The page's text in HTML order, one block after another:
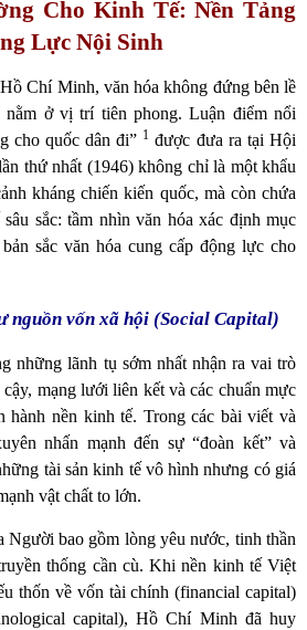
Cho Kinh Tế: Nền Tảng
Lực Nội Sinh
Chí Minh, văn hóa không đứng bên lề
nằm ở vị trí tiên phong. Luận điểm nổi
cho quốc dân đi” 1 được đưa ra tại Hội
thứ nhất (1946) không chỉ là một khẩu
kháng chiến kiến quốc, mà còn chứa
sắc: tầm nhìn văn hóa xác định mục
sắc văn hóa cung cấp động lực cho
nguồn vốn xã hội (Social Capital)
những lãnh tụ sớm nhất nhận ra vai trò
mạng lưới liên kết và các chuẩn mực
hành nền kinh tế. Trong các bài viết và
nhấn mạnh đến sự “đoàn kết” và
tài sản kinh tế vô hình nhưng có giá
vật chất to lớn.
Người bao gồm lòng yêu nước, tinh thần
thống cần cù. Khi nền kinh tế Việt
thốn về vốn tài chính (financial capital)
capital), Hồ Chí Minh đã huy